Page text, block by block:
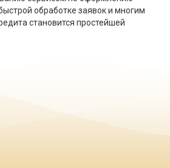
обработке заявок и многим
становится простейшей